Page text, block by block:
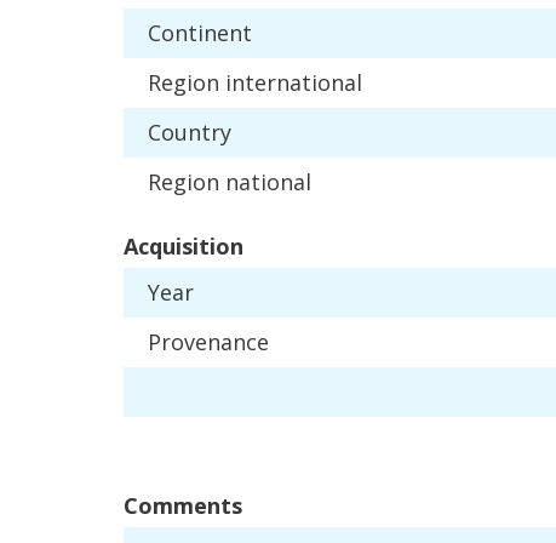
Continent
Region international
Country
Region national
Acquisition
Year
Provenance
Comments